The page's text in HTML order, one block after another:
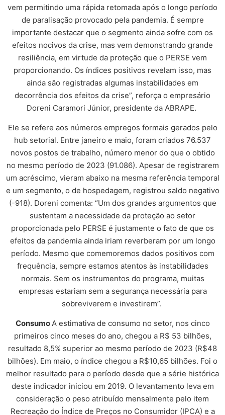
vem permitindo uma rápida retomada após o longo período
de paralisação provocado pela pandemia. É sempre
importante destacar que o segmento ainda sofre com os
efeitos nocivos da crise, mas vem demonstrando grande
resiliência, em virtude da proteção que o PERSE vem
proporcionando. Os índices positivos revelam isso, mas
ainda são registradas algumas instabilidades em
decorrência dos efeitos da crise”, reforça o empresário
Doreni Caramori Júnior, presidente da ABRAPE.
Ele se refere aos números empregos formais gerados pelo
hub setorial. Entre janeiro e maio, foram criados 76.537
novos postos de trabalho, número menor do que o obtido
no mesmo período de 2023 (91.086). Apesar de registrarem
um acréscimo, vieram abaixo na mesma referência temporal
e um segmento, o de hospedagem, registrou saldo negativo
(-918). Doreni comenta: “Um dos grandes argumentos que
sustentam a necessidade da proteção ao setor
proporcionada pelo PERSE é justamente o fato de que os
efeitos da pandemia ainda iriam reverberam por um longo
período. Mesmo que comemoremos dados positivos com
frequência, sempre estamos atentos às instabilidades
normais. Sem os instrumentos do programa, muitas
empresas estariam sem a segurança necessária para
sobreviverem e investirem”.
ConsumoA estimativa de consumo no setor, nos cinco
primeiros cinco meses do ano, chegou a R$ 53 bilhões,
resultado 8,5% superior ao mesmo período de 2023 (R$48
bilhões). Em maio, o índice chegou a R$10,65 bilhões. Foi o
melhor resultado para o período desde que a série histórica
deste indicador iniciou em 2019. O levantamento leva em
consideração o peso atribuído mensalmente pelo item
Recreação do Índice de Preços no Consumidor (IPCA) e a